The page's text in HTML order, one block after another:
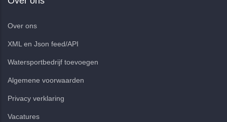
Over ons
XML en Json feed/API
Watersportbedrijf toevoegen
Algemene voorwaarden
Privacy verklaring
Vacatures